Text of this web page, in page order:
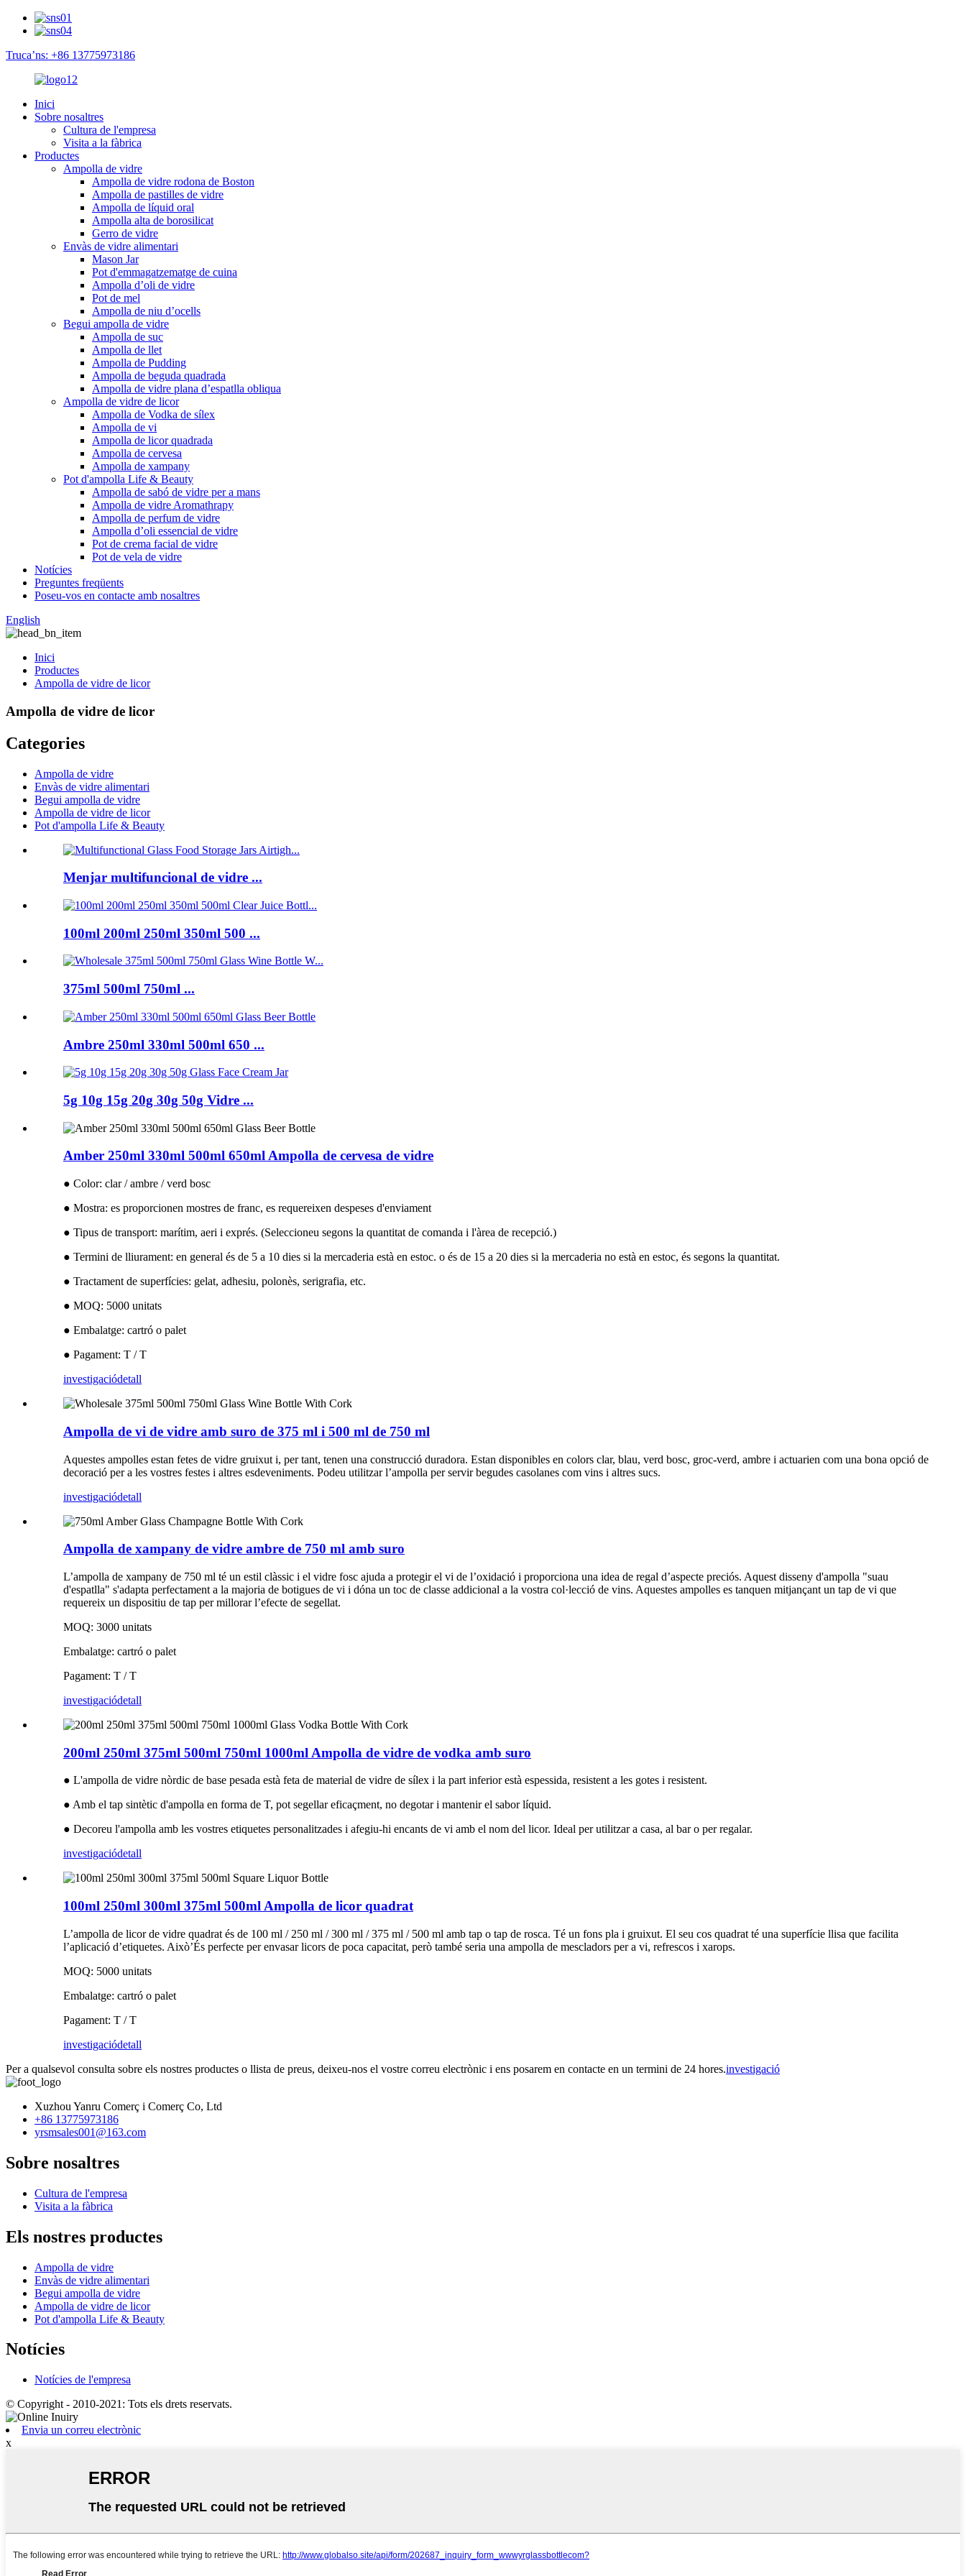
Truca’ns: +86 13775973186
Inici
Sobre nosaltres
Cultura de l'empresa
Visita a la fàbrica
Productes
Ampolla de vidre
Ampolla de vidre rodona de Boston
Ampolla de pastilles de vidre
Ampolla de líquid oral
Ampolla alta de borosilicat
Gerro de vidre
Envàs de vidre alimentari
Mason Jar
Pot d'emmagatzematge de cuina
Ampolla d’oli de vidre
Pot de mel
Ampolla de niu d’ocells
Begui ampolla de vidre
Ampolla de suc
Ampolla de llet
Ampolla de Pudding
Ampolla de beguda quadrada
Ampolla de vidre plana d’espatlla obliqua
Ampolla de vidre de licor
Ampolla de Vodka de sílex
Ampolla de vi
Ampolla de licor quadrada
Ampolla de cervesa
Ampolla de xampany
Pot d'ampolla Life & Beauty
Ampolla de sabó de vidre per a mans
Ampolla de vidre Aromathrapy
Ampolla de perfum de vidre
Ampolla d’oli essencial de vidre
Pot de crema facial de vidre
Pot de vela de vidre
Notícies
Preguntes freqüents
Poseu-vos en contacte amb nosaltres
English
Inici
Productes
Ampolla de vidre de licor
Ampolla de vidre de licor
Categories
Ampolla de vidre
Envàs de vidre alimentari
Begui ampolla de vidre
Ampolla de vidre de licor
Pot d'ampolla Life & Beauty
Menjar multifuncional de vidre ...
100ml 200ml 250ml 350ml 500 ...
375ml 500ml 750ml ...
Ambre 250ml 330ml 500ml 650 ...
5g 10g 15g 20g 30g 50g Vidre ...
Amber 250ml 330ml 500ml 650ml Ampolla de cervesa de vidre
● Color: clar / ambre / verd bosc
● Mostra: es proporcionen mostres de franc, es requereixen despeses d'enviament
● Tipus de transport: marítim, aeri i exprés. (Seleccioneu segons la quantitat de comanda i l'àrea de recepció.)
● Termini de lliurament: en general és de 5 a 10 dies si la mercaderia està en estoc. o és de 15 a 20 dies si la mercaderia no està en estoc, és segons la quantitat.
● Tractament de superfícies: gelat, adhesiu, polonès, serigrafia, etc.
● MOQ: 5000 unitats
● Embalatge: cartró o palet
● Pagament: T / T
investigaciódetall
Ampolla de vi de vidre amb suro de 375 ml i 500 ml de 750 ml
Aquestes ampolles estan fetes de vidre gruixut i, per tant, tenen una construcció duradora. Estan disponibles en colors clar, blau, verd bosc, groc-verd, ambre i actuarien com una bona opció de
decoració per a les vostres festes i altres esdeveniments. Podeu utilitzar l’ampolla per servir begudes casolanes com vins i altres sucs.
investigaciódetall
Ampolla de xampany de vidre ambre de 750 ml amb suro
L’ampolla de xampany de 750 ml té un estil clàssic i el vidre fosc ajuda a protegir el vi de l’oxidació i proporciona una idea de regal d’aspecte preciós. Aquest disseny d'ampolla "suau
d'espatlla" s'adapta perfectament a la majoria de botigues de vi i dóna un toc de classe addicional a la vostra col·lecció de vins. Aquestes ampolles es tanquen mitjançant un tap de vi que
requereix un dispositiu de tap per millorar l’efecte de segellat.
MOQ: 3000 unitats
Embalatge: cartró o palet
Pagament: T / T
investigaciódetall
200ml 250ml 375ml 500ml 750ml 1000ml Ampolla de vidre de vodka amb suro
● L'ampolla de vidre nòrdic de base pesada està feta de material de vidre de sílex i la part inferior està espessida, resistent a les gotes i resistent.
● Amb el tap sintètic d'ampolla en forma de T, pot segellar eficaçment, no degotar i mantenir el sabor líquid.
● Decoreu l'ampolla amb les vostres etiquetes personalitzades i afegiu-hi encants de vi amb el nom del licor. Ideal per utilitzar a casa, al bar o per regalar.
investigaciódetall
100ml 250ml 300ml 375ml 500ml Ampolla de licor quadrat
L’ampolla de licor de vidre quadrat és de 100 ml / 250 ml / 300 ml / 375 ml / 500 ml amb tap o tap de rosca. Té un fons pla i gruixut. El seu cos quadrat té una superfície llisa que facilita
l’aplicació d’etiquetes. Això’És perfecte per envasar licors de poca capacitat, però també seria una ampolla de mescladors per a vi, refrescos i xarops.
MOQ: 5000 unitats
Embalatge: cartró o palet
Pagament: T / T
investigaciódetall
Per a qualsevol consulta sobre els nostres productes o llista de preus, deixeu-nos el vostre correu electrònic i ens posarem en contacte en un termini de 24 hores.investigació
Xuzhou Yanru Comerç i Comerç Co, Ltd
+86 13775973186
yrsmsales001@163.com
Sobre nosaltres
Cultura de l'empresa
Visita a la fàbrica
Els nostres productes
Ampolla de vidre
Envàs de vidre alimentari
Begui ampolla de vidre
Ampolla de vidre de licor
Pot d'ampolla Life & Beauty
Notícies
Notícies de l'empresa
© Copyright - 2010-2021: Tots els drets reservats.
Envia un correu electrònic
x